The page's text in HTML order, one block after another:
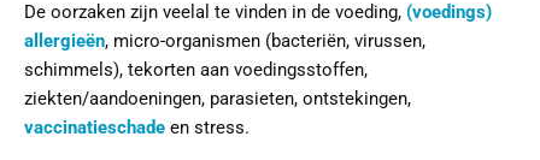
De oorzaken zijn veelal te vinden in de voeding, (voedings)
allergieën, micro-organismen (bacteriën, virussen,
schimmels), tekorten aan voedingsstoffen,
ziekten/aandoeningen, parasieten, ontstekingen,
vaccinatieschade en stress.